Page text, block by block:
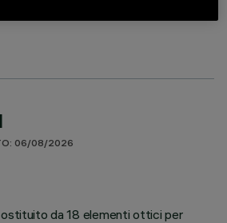
06/08/2026
da 18 elementi ottici per